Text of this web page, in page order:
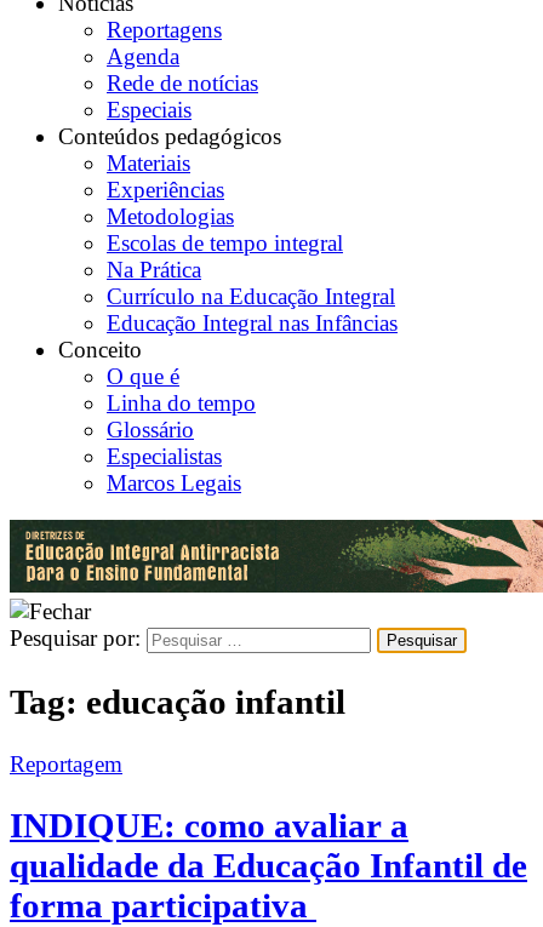
Reportagens
Agenda
Rede de notícias
Especiais
Conteúdos pedagógicos
Materiais
Experiências
Metodologias
Escolas de tempo integral
Na Prática
Currículo na Educação Integral
Educação Integral nas Infâncias
Conceito
O que é
Linha do tempo
Glossário
Especialistas
Marcos Legais
Pesquisar por:
Tag: educação infantil
Reportagem
INDIQUE: como avaliar a
qualidade da Educação Infantil de
forma participativa